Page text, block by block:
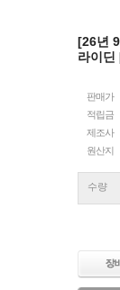
[26년
라이딘
판매가
적립금
제조사
원산지
수량